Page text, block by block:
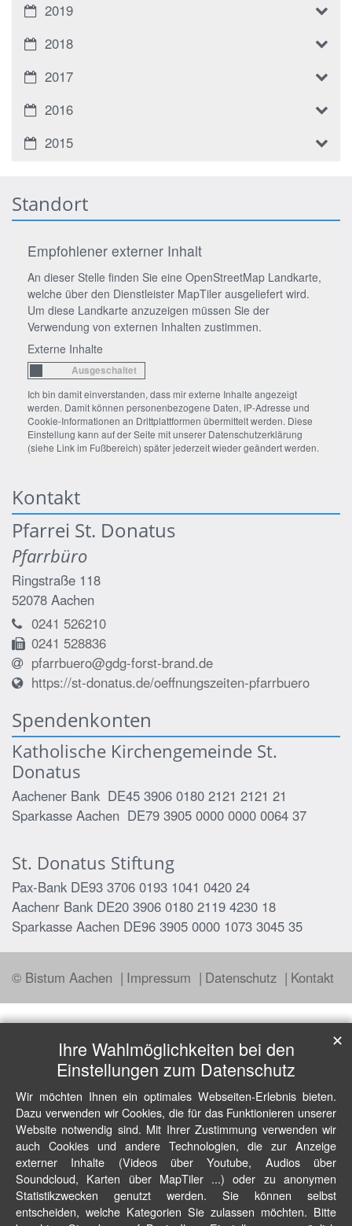
2019
2018
2017
2016
2015
Standort
Empfohlener externer Inhalt
An dieser Stelle finden Sie eine OpenStreetMap Landkarte,
welche über den Dienstleister MapTiler ausgeliefert wird.
Um diese Landkarte anzuzeigen müssen Sie der
Verwendung von externen Inhalten zustimmen.
Externe Inhalte
Ich bin damit einverstanden, dass mir externe Inhalte angezeigt
werden. Damit können personenbezogene Daten, IP-Adresse und
Cookie-Informationen an Drittplattformen übermittelt werden. Diese
Einstellung kann auf der Seite mit unserer Datenschutzerklärung
(siehe Link im Fußbereich) später jederzeit wieder geändert werden.
Kontakt
Pfarrei St. Donatus
Pfarrbüro
Ringstraße 118
52078 Aachen
0241 526210
0241 528836
pfarrbuero@gdg-forst-brand.de
https://st-donatus.de/oeffnungszeiten-pfarrbuero
Spendenkonten
Katholische Kirchengemeinde St.
Donatus
Aachener Bank DE45 3906 0180 2121 2121 21
Sparkasse Aachen DE79 3905 0000 0000 0064 37
St. Donatus Stiftung
Pax-Bank DE93 3706 0193 1041 0420 24
Aachenr Bank DE20 3906 0180 2119 4230 18
Sparkasse Aachen DE96 3905 0000 1073 3045 35
© Bistum Aachen Impressum Datenschutz Kontakt
Ihre Wahlmöglichkeiten bei den
Einstellungen zum Datenschutz
Wir möchten Ihnen ein optimales Webseiten-Erlebnis bieten.
Dazu verwenden wir Cookies, die für das Funktionieren unserer
Website notwendig sind. Mit Ihrer Zustimmung verwenden wir
auch Cookies und andere Technologien, die zur Anzeige
externer Inhalte (Videos über Youtube, Audios über
Soundcloud, Karten über MapTiler ...) oder zu anonymen
Statistikzwecken genutzt werden. Sie können selbst
entscheiden, welche Kategorien Sie zulassen möchten. Bitte
✕